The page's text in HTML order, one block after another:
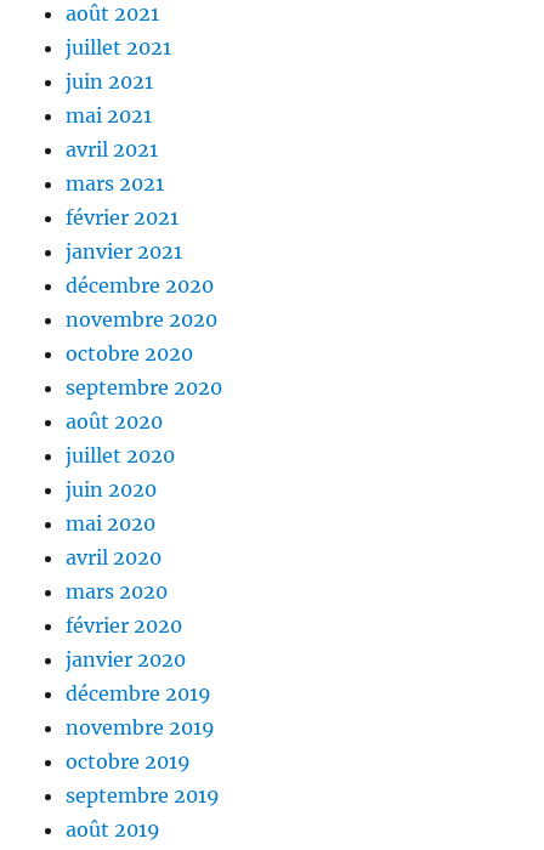
août 2021
juillet 2021
juin 2021
mai 2021
avril 2021
mars 2021
février 2021
janvier 2021
décembre 2020
novembre 2020
octobre 2020
septembre 2020
août 2020
juillet 2020
juin 2020
mai 2020
avril 2020
mars 2020
février 2020
janvier 2020
décembre 2019
novembre 2019
octobre 2019
septembre 2019
août 2019